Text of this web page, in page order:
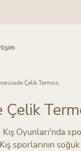
Çelik Termos
Çelik
Oyunları'nda
sporlarının